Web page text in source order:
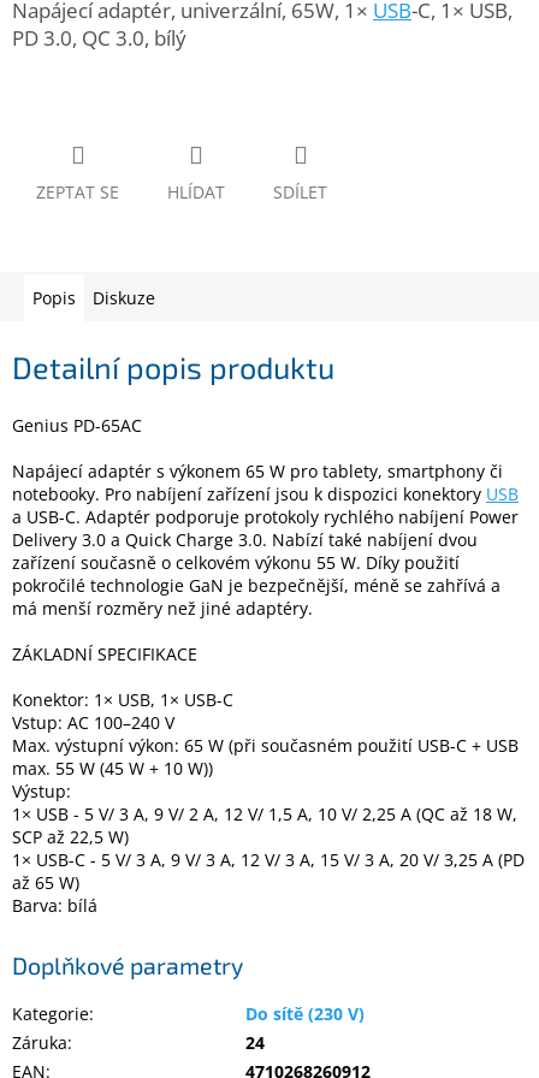
www.inpraise.cz
tablety
zahrada
Velké
spotřebiče
Počítače
a
notebooky
Elektronika
Domácnost
%
Black
Friday
VÝPRODEJ
Akční
zboží
TONERY
A
OEM
Napájecí adaptér, univerzální, 65W, 1× USB-C, 1× USB,
PD 3.0, QC 3.0, bílý
ZEPTAT SE HLÍDAT SDÍLET
Popis Diskuze
Detailní popis produktu
Genius PD-65AC
Napájecí adaptér s výkonem 65 W pro tablety, smartphony či
notebooky. Pro nabíjení zařízení jsou k dispozici konektory USB
a USB-C. Adaptér podporuje protokoly rychlého nabíjení Power
Delivery 3.0 a Quick Charge 3.0. Nabízí také nabíjení dvou
zařízení současně o celkovém výkonu 55 W. Díky použití
pokročilé technologie GaN je bezpečnější, méně se zahřívá a
má menší rozměry než jiné adaptéry.
ZÁKLADNÍ SPECIFIKACE
Konektor: 1× USB, 1× USB-C
Vstup: AC 100–240 V
Max. výstupní výkon: 65 W (při současném použití USB-C + USB
max. 55 W (45 W + 10 W))
Výstup:
1× USB - 5 V/ 3 A, 9 V/ 2 A, 12 V/ 1,5 A, 10 V/ 2,25 A (QC až 18 W,
SCP až 22,5 W)
1× USB-C - 5 V/ 3 A, 9 V/ 3 A, 12 V/ 3 A, 15 V/ 3 A, 20 V/ 3,25 A (PD
až 65 W)
Barva: bílá
Doplňkové parametry
Kategorie:
Do sítě (230 V)
Záruka:
24
EAN: 4710268260912